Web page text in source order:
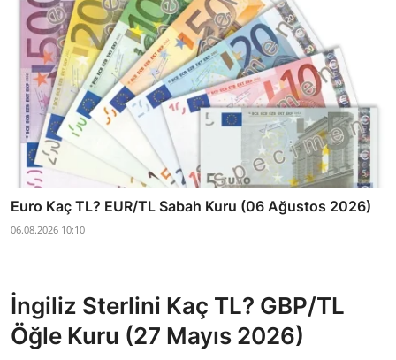
Euro Kaç TL? EUR/TL Sabah Kuru (06 Ağustos 2026)
06.08.2026 10:10
İngiliz Sterlini Kaç TL? GBP/TL
Öğle Kuru (27 Mayıs 2026)